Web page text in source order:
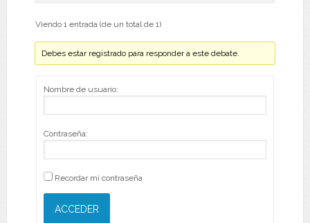
Viendo 1 entrada (de un total de 1)
Debes estar registrado para responder a este debate.
Nombre de usuario:
Contraseña:
Recordar mi contraseña
ACCEDER